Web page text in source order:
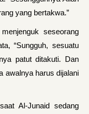
yang bertakwa.”
seseorang
“Sungguh, sesuatu
patut ditakuti. Dan
awalnya harus dijalani
Al-Junaid sedang